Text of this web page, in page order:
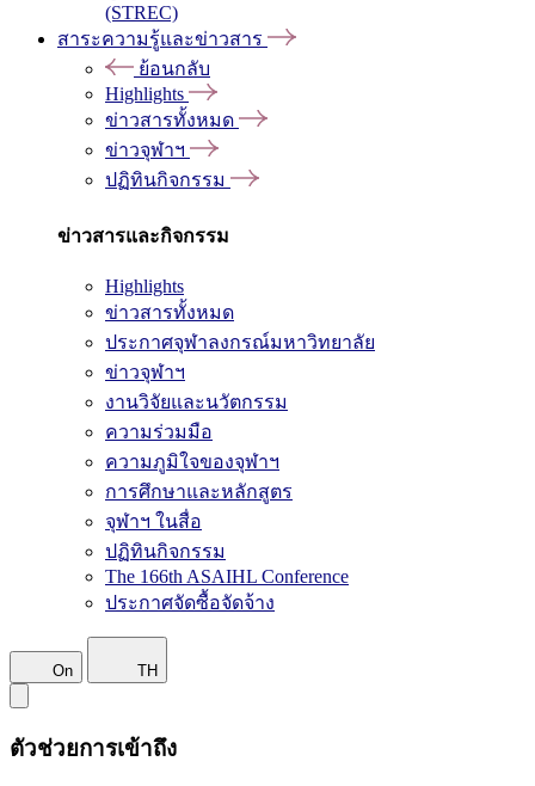
(STREC)
สาระความรู้และข่าวสาร
ย้อนกลับ
Highlights
ข่าวสารทั้งหมด
ข่าวจุฬาฯ
ปฏิทินกิจกรรม
ข่าวสารและกิจกรรม
Highlights
ข่าวสารทั้งหมด
ประกาศจุฬาลงกรณ์มหาวิทยาลัย
ข่าวจุฬาฯ
งานวิจัยและนวัตกรรม
ความร่วมมือ
ความภูมิใจของจุฬาฯ
การศึกษาและหลักสูตร
จุฬาฯ ในสื่อ
ปฏิทินกิจกรรม
The 166th ASAIHL Conference
ประกาศจัดซื้อจัดจ้าง
On TH
ตัวช่วยการเข้าถึง